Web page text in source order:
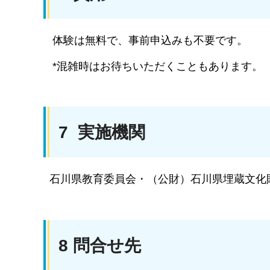
体験は無料で、事前申込みも不要です。
*混雑時はお待ちいただくこともあります。
7 実施機関
石川県教育委員会・（公財）石川県埋蔵文化
8 問合せ先